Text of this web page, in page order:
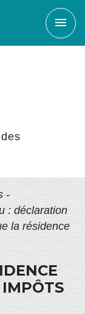
menu
-
: déclaration
la résidence